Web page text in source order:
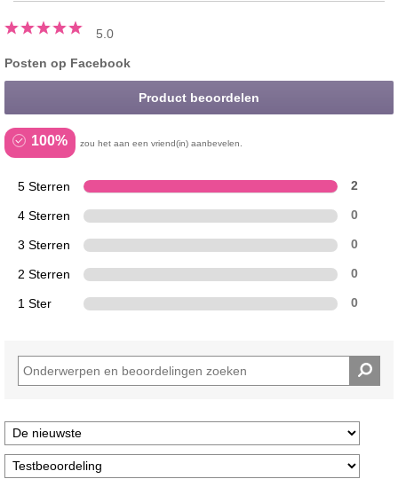
5.0
Posten op Facebook
Product beoordelen
100% zou het aan een vriend(in) aanbevelen.
5 Sterren 2
4 Sterren 0
3 Sterren 0
2 Sterren 0
1 Ster 0